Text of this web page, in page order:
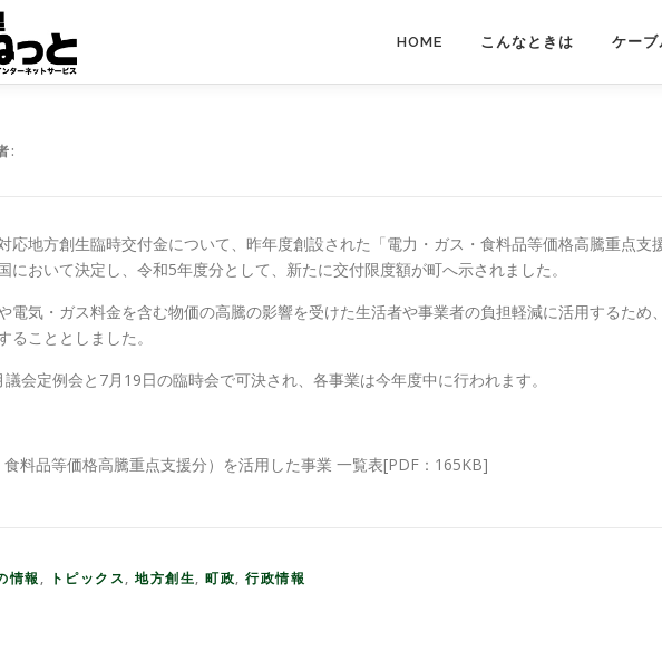
HOME こんなときは ケー
:
応地方創生臨時交付金について、昨年度創設された「電力・ガス・食料品等価格高騰重点支
において決定し、令和5年度分として、新たに交付限度額が町へ示されました。
電気・ガス料金を含む物価の高騰の影響を受けた生活者や事業者の負担軽減に活用するため
ることとしました。
会定例会と7月19日の臨時会で可決され、各事業は今年度中に行われます。
料品等価格高騰重点支援分）を活用した事業 一覧表[PDF：165KB]
情報 , トピックス, 地方創生, 町政, 行政情報